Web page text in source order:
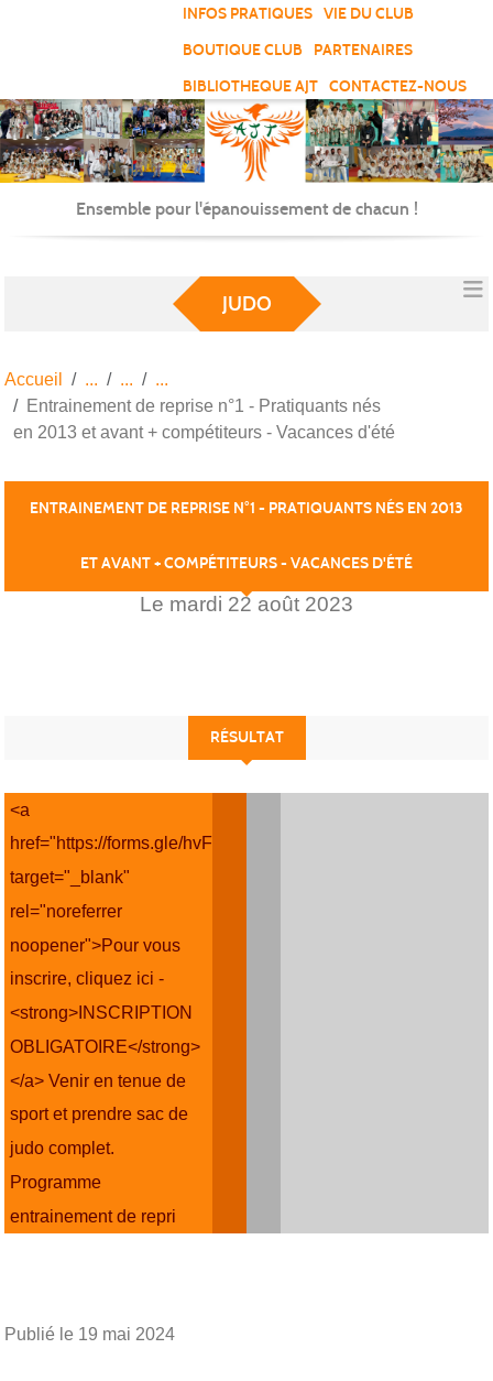
INFOS PRATIQUES
VIE DU CLUB
BOUTIQUE CLUB
PARTENAIRES
BIBLIOTHEQUE AJT
CONTACTEZ-NOUS
Ensemble pour l'épanouissement de chacun !
JUDO
Accueil
Entrainement de reprise n°1 - Pratiquants nés
en 2013 et avant + compétiteurs - Vacances d'été
ENTRAINEMENT DE REPRISE N°1 - PRATIQUANTS NÉS EN 2013
ET AVANT + COMPÉTITEURS - VACANCES D'ÉTÉ
Le mardi 22 août 2023
RÉSULTAT
<a
href="https://forms.gle/hvFEn1gMTPQyDn66A"
target="_blank"
rel="noreferrer
noopener">Pour vous
inscrire, cliquez ici -
<strong>INSCRIPTION
OBLIGATOIRE</strong>
</a> Venir en tenue de
sport et prendre sac de
judo complet.
Programme
entrainement de repri
Publié le 19 mai 2024
Panneau de gestion des cookies